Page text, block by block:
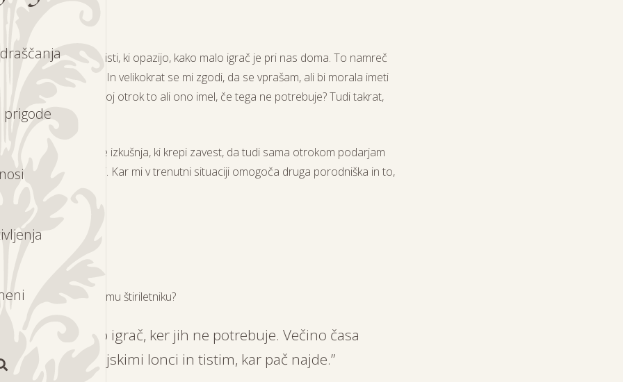
prigode
niso samo otroci tisti, ki opazijo, kako malo igrač je pri nas doma. To namreč
tudi kdo od starejših. In velikokrat se mi zgodi, da se vprašam, ali bi morala imeti
Namreč zakaj naj bi moj otrok to ali ono imel, če tega ne potrebuje? Tudi takrat,
sam.
z menoj namreč raste izkušnja, ki krepi zavest, da tudi sama otrokom podarjam
časa in pozornosti. Kar mi v trenutni situaciji omogoča druga porodniška in to,
odgovorila gostujočemu štiriletniku?
ima malo igrač, ker jih ne potrebuje. Večino časa
igra s kuhinjskimi lonci in tistim, kar pač najde.”